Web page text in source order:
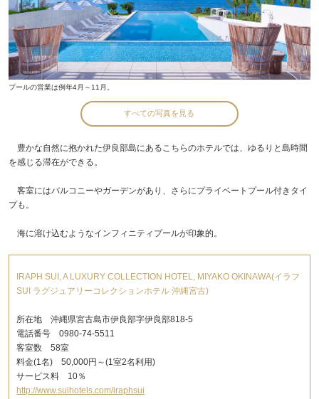
プールの営業は例年4月～11月。
すべての写真を見る
豊かな自然に抱かれた伊良部島にあるこちらのホテルでは、ゆるりと島時間
を感じる滞在ができる。
客室にはバルコニーやガーデンがあり、さらにプライベートプール付きタイ
プも。
海に溶け込むようなインフィニティプールが印象的。
IRAPH SUI, A LUXURY COLLECTION HOTEL, MIYAKO OKINAWA(イラフ
SUI ラグジュアリーコレクションホテル 沖縄宮古)
所在地 沖縄県宮古島市伊良部字伊良部818-5
電話番号 0980-74-5511
客室数 58室
料金(1名) 50,000円～(1室2名利用)
サービス料 10％
http://www.suihotels.com/iraphsui